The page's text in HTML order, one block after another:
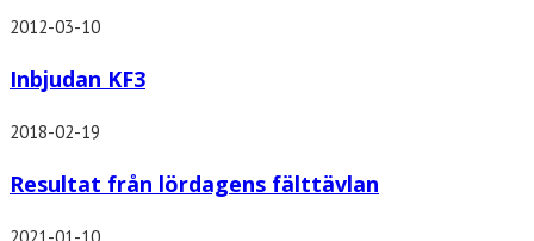
2012-03-10
Inbjudan KF3
2018-02-19
Resultat från lördagens fälttävlan